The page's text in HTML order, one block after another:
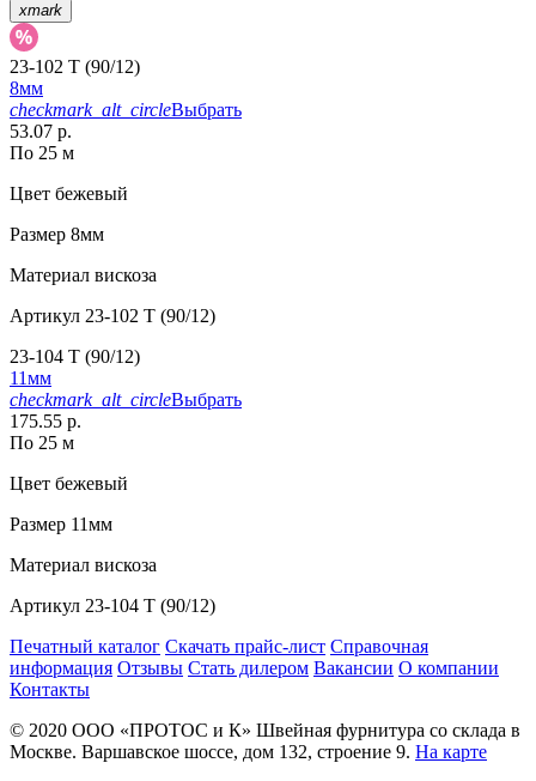
xmark
23-102 T (90/12)
8мм
checkmark_alt_circleВыбрать
53.07 р.
По 25 м
Цвет бежевый
Размер 8мм
Материал вискоза
Артикул 23-102 T (90/12)
23-104 T (90/12)
11мм
checkmark_alt_circleВыбрать
175.55 р.
По 25 м
Цвет бежевый
Размер 11мм
Материал вискоза
Артикул 23-104 T (90/12)
Печатный каталог Скачать прайс-лист Справочная
информация Отзывы Стать дилером Вакансии О компании
Контакты
© 2020 ООО «ПРОТОС и К» Швейная фурнитура со склада в
Москве. Варшавское шоссе, дом 132, строение 9. На карте